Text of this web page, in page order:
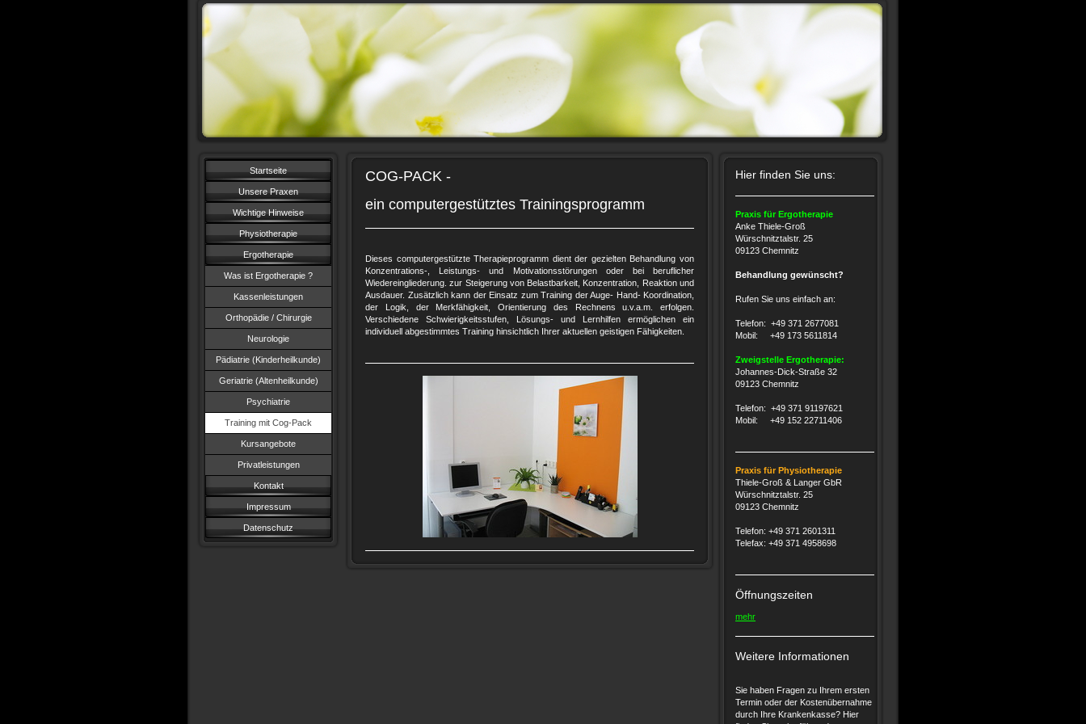
Startseite
Unsere Praxen
Wichtige Hinweise
Physiotherapie
Ergotherapie
Was ist Ergotherapie ?
Kassenleistungen
Orthopädie / Chirurgie
Neurologie
Pädiatrie (Kinderheilkunde)
Geriatrie (Altenheilkunde)
Psychiatrie
Training mit Cog-Pack
Kursangebote
Privatleistungen
Kontakt
Impressum
Datenschutz
COG-PACK -
ein computergestütztes Trainingsprogramm
Dieses computergestützte Therapieprogramm dient der gezielten Behandlung von
Konzentrations-, Leistungs- und Motivationsstörungen oder bei beruflicher
Wiedereingliederung. zur Steigerung von Belastbarkeit, Konzentration, Reaktion und
Ausdauer. Zusätzlich kann der Einsatz zum Training der Auge- Hand- Koordination,
der Logik, der Merkfähigkeit, Orientierung des Rechnens u.v.a.m. erfolgen.
Verschiedene Schwierigkeitsstufen, Lösungs- und Lernhilfen ermöglichen ein
individuell abgestimmtes Training hinsichtlich Ihrer aktuellen geistigen Fähigkeiten.
Hier finden Sie uns:
Praxis für Ergotherapie
Anke Thiele-Groß
Würschnitztalstr. 25
09123 Chemnitz
Behandlung gewünscht?
Rufen Sie uns einfach an:
Telefon: +49 371 2677081
Mobil: +49 173 5611814
Zweigstelle Ergotherapie:
Johannes-Dick-Straße 32
09123 Chemnitz
Telefon: +49 371 91197621
Mobil: +49 152 22711406
Praxis für Physiotherapie
Thiele-Groß & Langer GbR
Würschnitztalstr. 25
09123 Chemnitz
Telefon: +49 371 2601311
Telefax: +49 371 4958698
Öffnungszeiten
mehr
Weitere Informationen
Sie haben Fragen zu Ihrem ersten
Termin oder der Kostenübernahme
durch Ihre Krankenkasse? Hier